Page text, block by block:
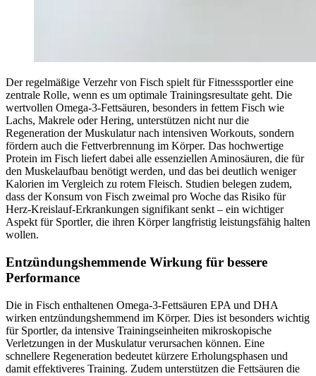
Der regelmäßige Verzehr von Fisch spielt für Fitnesssportler eine
zentrale Rolle, wenn es um optimale Trainingsresultate geht. Die
wertvollen Omega-3-Fettsäuren, besonders in fettem Fisch wie
Lachs, Makrele oder Hering, unterstützen nicht nur die
Regeneration der Muskulatur nach intensiven Workouts, sondern
fördern auch die Fettverbrennung im Körper. Das hochwertige
Protein im Fisch liefert dabei alle essenziellen Aminosäuren, die für
den Muskelaufbau benötigt werden, und das bei deutlich weniger
Kalorien im Vergleich zu rotem Fleisch. Studien belegen zudem,
dass der Konsum von Fisch zweimal pro Woche das Risiko für
Herz-Kreislauf-Erkrankungen signifikant senkt – ein wichtiger
Aspekt für Sportler, die ihren Körper langfristig leistungsfähig halten
wollen.
Entzündungshemmende Wirkung für bessere
Performance
Die in Fisch enthaltenen Omega-3-Fettsäuren EPA und DHA
wirken entzündungshemmend im Körper. Dies ist besonders wichtig
für Sportler, da intensive Trainingseinheiten mikroskopische
Verletzungen in der Muskulatur verursachen können. Eine
schnellere Regeneration bedeutet kürzere Erholungsphasen und
damit effektiveres Training. Zudem unterstützen die Fettsäuren die